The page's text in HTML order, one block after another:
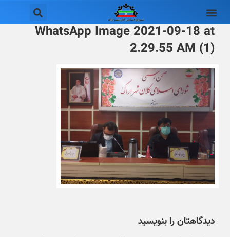
WhatsApp Image 2021-09-18 at
2.29.55 AM (1)
دیدگاهتان را بنویسید